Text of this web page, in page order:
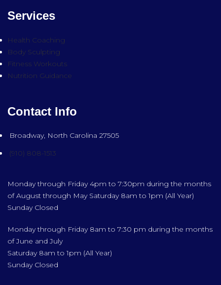
Services
Health Coaching
Body Sculpting
Fitness Workouts
Nutrition Guidance
Contact Info
Broadway, North Carolina 27505
(910) 808-1513
Monday through Friday 4pm to 7:30pm during the months
of August through May Saturday 8am to 1pm (All Year)
Sunday Closed
Monday through Friday 8am to 7:30 pm during the months
of June and July
Saturday 8am to 1pm (All Year)
Sunday Closed